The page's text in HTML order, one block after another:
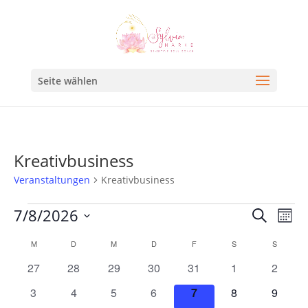
Seite wählen
Kreativbusiness
Veranstaltungen Kreativbusiness
Suche
und
Suche
7/8/2026
Kalender
von
Veranstaltungen
M D M D F S S
0
27
0
28
0
Veranstaltungen
29
0
Veranstaltungen
30
0
Veranstaltungen
31
0
1
0
2
0
3
0
4
0
5
0
6
0
7
0
8
0
9